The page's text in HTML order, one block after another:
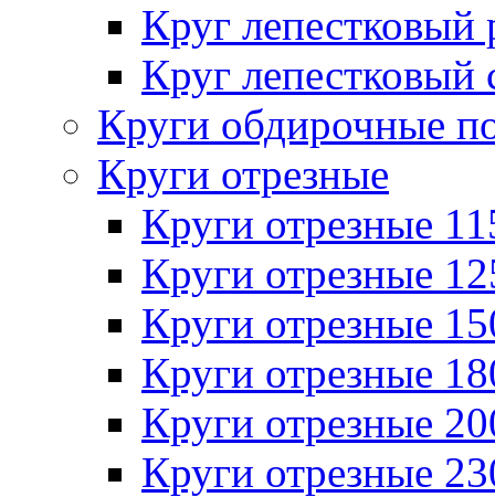
Круг лепестковый
Круг лепестковый
Круги обдирочные
Круги отрезные
Круги отрезные
Круги отрезные
Круги отрезные
Круги отрезные
Круги отрезные
Круги отрезные